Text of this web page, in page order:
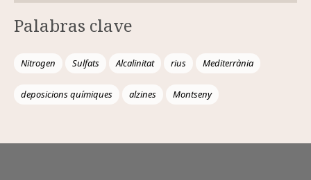
Palabras clave
Nitrogen Sulfats Alcalinitat rius Mediterrània
deposicions químiques alzines Montseny